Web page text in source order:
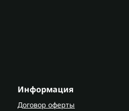
Информация
Договор оферты